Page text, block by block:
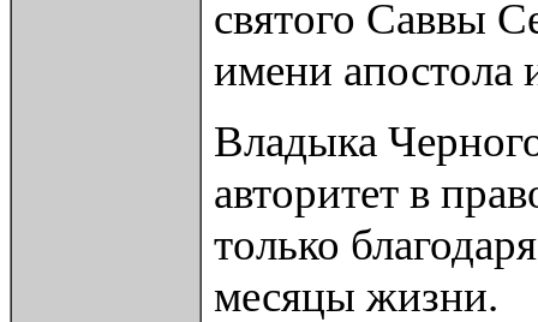
святого Саввы
имени апостола
Владыка
авторитет в
только
месяцы жизни.